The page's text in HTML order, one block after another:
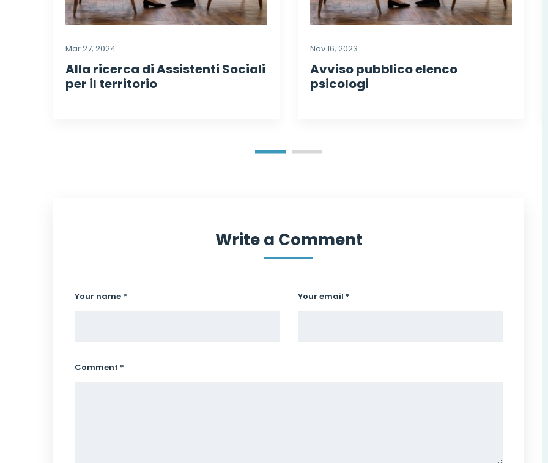
Mar 27, 2024
Alla ricerca di Assistenti Sociali
per il territorio
Nov 16, 2023
Avviso pubblico elenco
psicologi
Write a Comment
Your name * Your email *
Comment *